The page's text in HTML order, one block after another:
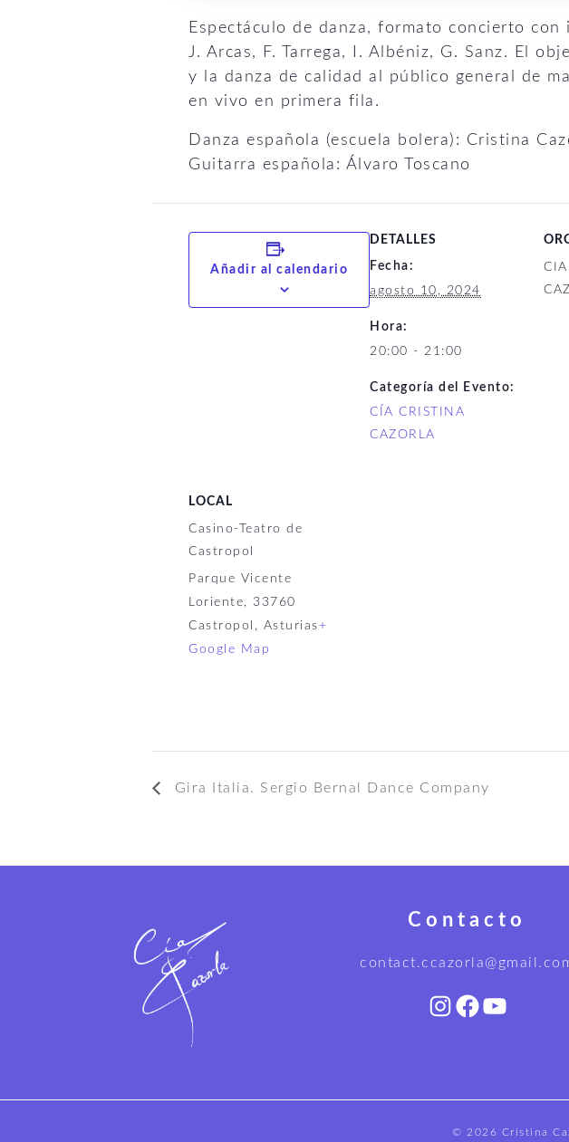
Espectáculo de danza, formato concierto
J. Arcas, F. Tarrega, I. Albéniz, G. Sanz. El
y la danza de calidad al público general de
en vivo en primera fila.
Danza española (escuela bolera): Cristina
Guitarra española: Álvaro Toscano
Añadir al calendario
DETALLES
Fecha:
agosto 10, 2024
Hora:
20:00 - 21:00
Categoría del Evento:
CÍA CRISTINA
CAZORLA
LOCAL
Casino-Teatro de
Castropol
Parque Vicente
Loriente, 33760
Castropol, Asturias +
Google Map
Gira Italia. Sergio Bernal Dance Company
Contacto
Instagram
Facebook
YouTube
© 2026 Cristina